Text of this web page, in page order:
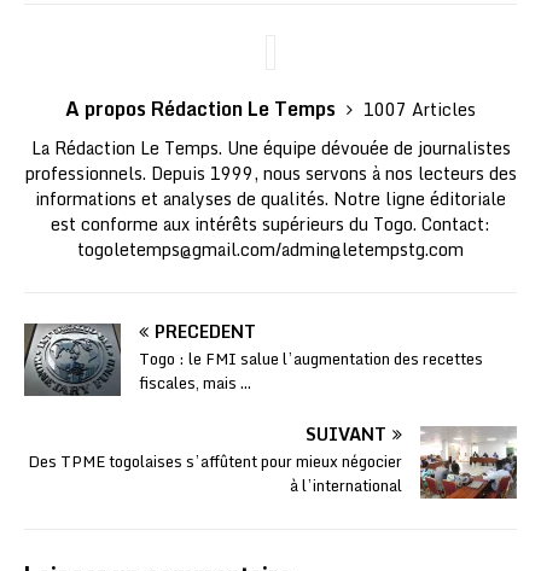
A propos Rédaction Le Temps
1007 Articles
La Rédaction Le Temps. Une équipe dévouée de journalistes
professionnels. Depuis 1999, nous servons à nos lecteurs des
informations et analyses de qualités. Notre ligne éditoriale
est conforme aux intérêts supérieurs du Togo. Contact:
togoletemps@gmail.com/admin@letempstg.com
PRÉCÉDENT
Togo : le FMI salue l’augmentation des recettes
fiscales, mais …
SUIVANT
Des TPME togolaises s’affûtent pour mieux négocier
à l’international